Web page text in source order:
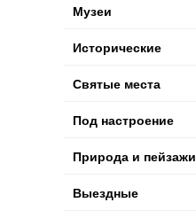
Музеи
Исторические
Святые места
Под настроение
Природа и пейзажи
Выездные